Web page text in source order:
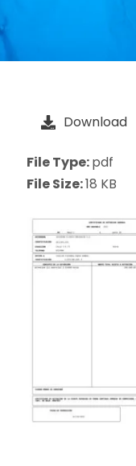
Download
File Type:pdf
File Size:18 KB